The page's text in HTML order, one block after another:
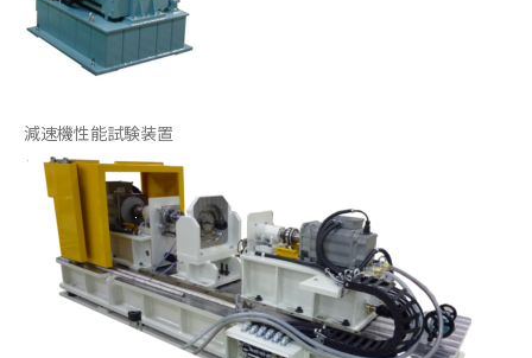
減速機性能試験装置